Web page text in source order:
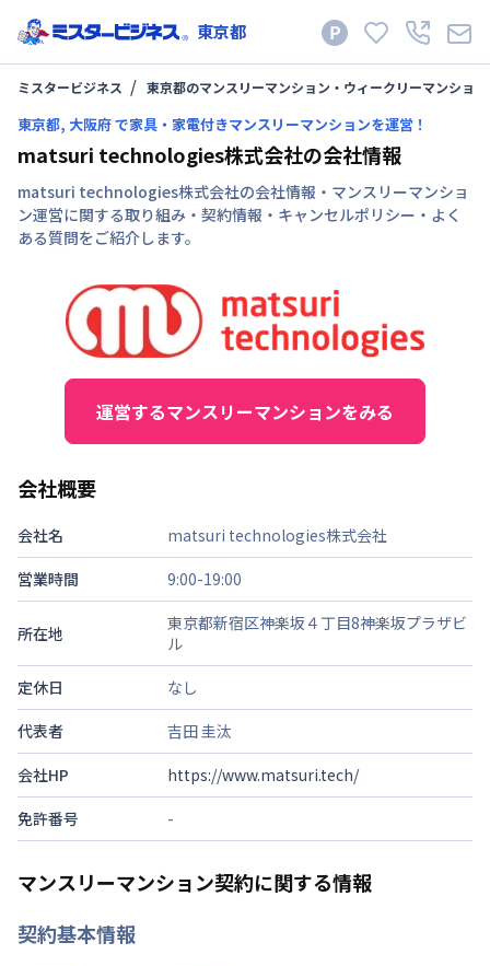
東京都
ミスタービジネス 東京都のマンスリーマンション・ウィークリーマンション
東京都, 大阪府 で家具・家電付きマンスリーマンションを運営！
matsuri technologies株式会社の会社情報
matsuri technologies株式会社の会社情報・マンスリーマンショ
ン運営に関する取り組み・契約情報・キャンセルポリシー・よく
ある質問をご紹介します。
運営するマンスリーマンションをみる
会社概要
会社名
matsuri technologies株式会社
営業時間
9:00-19:00
所在地
東京都新宿区神楽坂４丁目8神楽坂プラザビ
ル
定休日
なし
代表者
吉田 圭汰
会社HP
https://www.matsuri.tech/
免許番号
-
マンスリーマンション契約に関する情報
契約基本情報